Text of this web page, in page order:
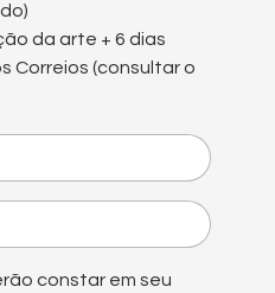
da arte + 6 dias
Correios (consultar o
constar em seu